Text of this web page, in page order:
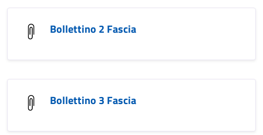
Bollettino 2 Fascia
Bollettino 3 Fascia